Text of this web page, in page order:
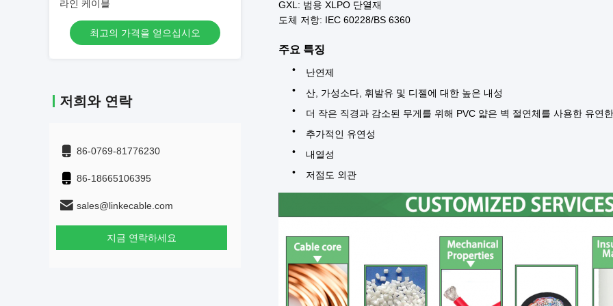
라인 케이블
최고의 가격을 얻으십시오
저희와 연락
86-0769-81776230
86-18665106395
sales@linkecable.com
지금 연락하세요
GXL: 범용 XLPO 단열재
도체 저항: IEC 60228/BS 6360
주요 특징
난연제
산, 가성소다, 휘발유 및 디젤에 대한 높은 내성
더 작은 직경과 감소된 무게를 위해 PVC 얇은 벽 절연체를 사용한 유연
추가적인 유연성
내열성
저점도 외관